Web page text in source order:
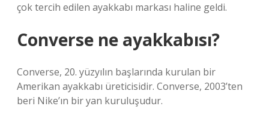
çok tercih edilen ayakkabı markası haline geldi.
Converse ne ayakkabısı?
Converse, 20. yüzyılın başlarında kurulan bir
Amerikan ayakkabı üreticisidir. Converse, 2003’ten
beri Nike’ın bir yan kuruluşudur.